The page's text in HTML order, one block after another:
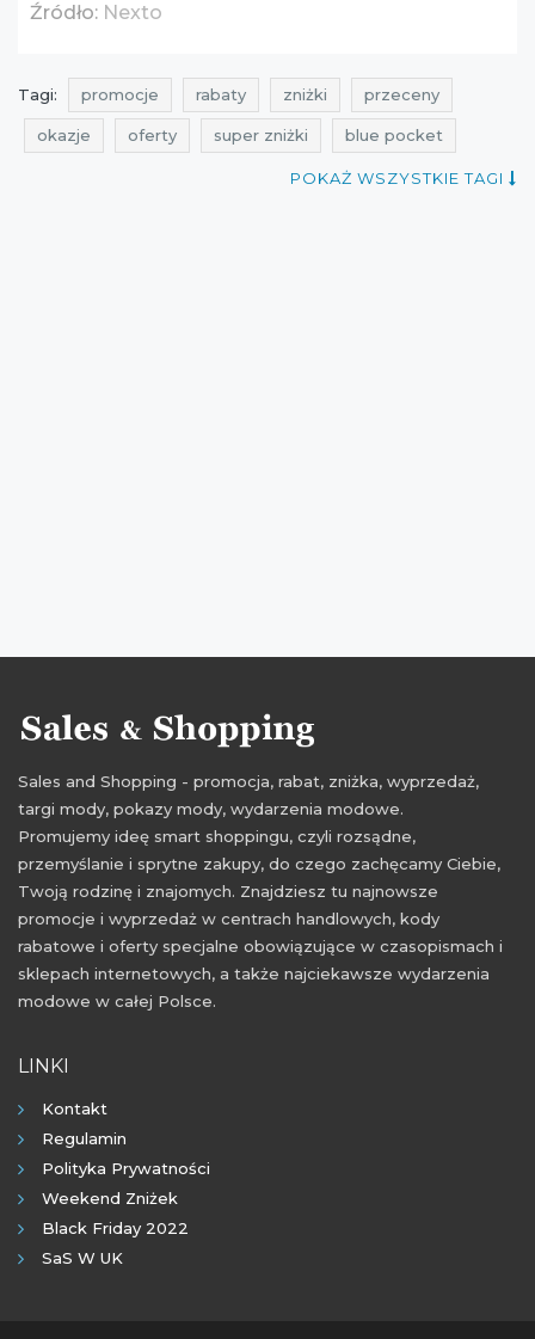
Źródło: Nexto
Tagi: promocje rabaty zniżki przeceny
okazje oferty super zniżki blue pocket
promocje na książkiPOKAŻ WSZYSTKIE TAGI
Sales and Shopping - promocja, rabat, zniżka, wyprzedaż,
targi mody, pokazy mody, wydarzenia modowe.
Promujemy ideę smart shoppingu, czyli rozsądne,
przemyślanie i sprytne zakupy, do czego zachęcamy Ciebie,
Twoją rodzinę i znajomych. Znajdziesz tu najnowsze
promocje i wyprzedaż w centrach handlowych, kody
rabatowe i oferty specjalne obowiązujące w czasopismach i
sklepach internetowych, a także najciekawsze wydarzenia
modowe w całej Polsce.
LINKI
Kontakt
Regulamin
Polityka Prywatności
Weekend Zniżek
Black Friday 2022
SaS W UK